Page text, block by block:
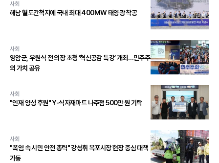
사회
해남 혈도간척지에 국내 최대 400MW 태양광 착공
사회
영암군, 우원식 전 의장 초청 ‘혁신공감 특강’ 개최…민주주
의 가치 공유
사회
"인재 양성 후원" Y-식자재마트 나주점 500만 원 기탁
사회
"폭염 속 시민 안전 총력" 강성휘 목포시장 현장 중심 대책
가동